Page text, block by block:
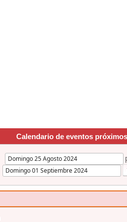
Calendario de eventos próximos